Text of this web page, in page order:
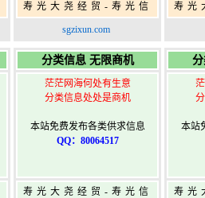
寿光大尧经贸-寿光信
息网-免费信息发布网-
sgzixun.com
寿光
分类信息 无限商机
茫茫网海何处有生意
分类信息处处是商机
本站免费发布各类供求信息
QQ：80064517
寿光大尧经贸-寿光信
本站
寿光